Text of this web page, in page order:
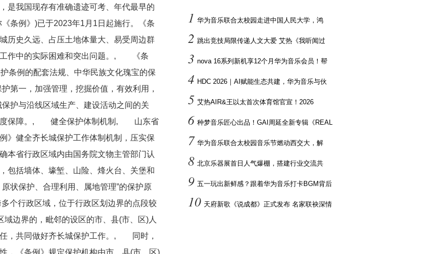
是我国现存有准确遗迹可考、年代最早的
条例》)已于2023年1月1日起施行。《条
历史久远、占压土地体量大、易受周边群
工作中的实际困难和突出问题。, 《条
条例的配套法规、中华民族文化瑰宝的保
第一，加强管理，挖掘价值，有效利用，
护与沿线区域生产、建设活动之间的关
制度保障。, 健全保护体制机制, 山东省
》健全齐长城保护工作体制机制，压实保
本省行政区域内由国务院文物主管部门认
包括墙体、壕堑、山险、烽火台、关堡和
状保护、合理利用、属地管理”的保护原
行政区域，位于行政区划边界的点段较
边界的，毗邻的设区的市、县(市、区)人
任，共同做好齐长城保护工作。, 同时，
，《条例》规定保护机构由市、县(市、区)
1 华为音乐联合太校园走进中国人民大学，鸿
2 跳出竞技局限传递人文大爱 艾热《我听闻过
3 nova 16系列新机享12个月华为音乐会员！帮
4 HDC 2026｜AI赋能生态共建，华为音乐与伙
5 艾热AIR&王以太首次体育馆官宣！2026
6 种梦音乐匠心出品！GAI周延全新专辑《REAL
7 华为音乐联合太校园音乐节燃动西交大，解
8 北京乐器展首日人气爆棚，搭建行业交流共
9 五一玩出新鲜感？跟着华为音乐打卡BGM背后
10 天府新歌《说成都》正式发布 名家联袂深情